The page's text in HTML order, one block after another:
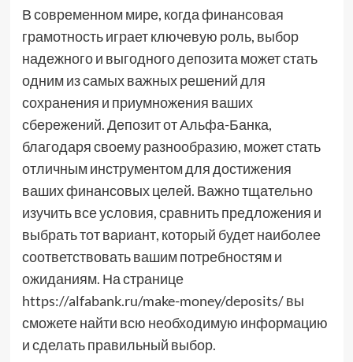
В современном мире, когда финансовая
грамотность играет ключевую роль, выбор
надежного и выгодного депозита может стать
одним из самых важных решений для
сохранения и приумножения ваших
сбережений. Депозит от Альфа-Банка,
благодаря своему разнообразию, может стать
отличным инструментом для достижения
ваших финансовых целей. Важно тщательно
изучить все условия, сравнить предложения и
выбрать тот вариант, который будет наиболее
соответствовать вашим потребностям и
ожиданиям. На странице
https://alfabank.ru/make-money/deposits/ вы
сможете найти всю необходимую информацию
и сделать правильный выбор.